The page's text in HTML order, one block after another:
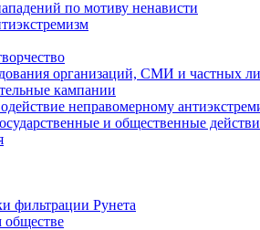
по мотиву ненависти
организаций, СМИ и частных
кампании
неправомерному
и общественные
фильтрации Рунета
обществе